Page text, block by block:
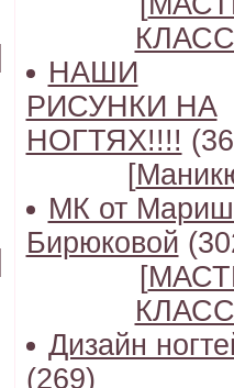
НАШИ
РИСУНКИ НА
НОГТЯХ!!!!
[
МК от
Бирюковой
[
Дизайн
(269)